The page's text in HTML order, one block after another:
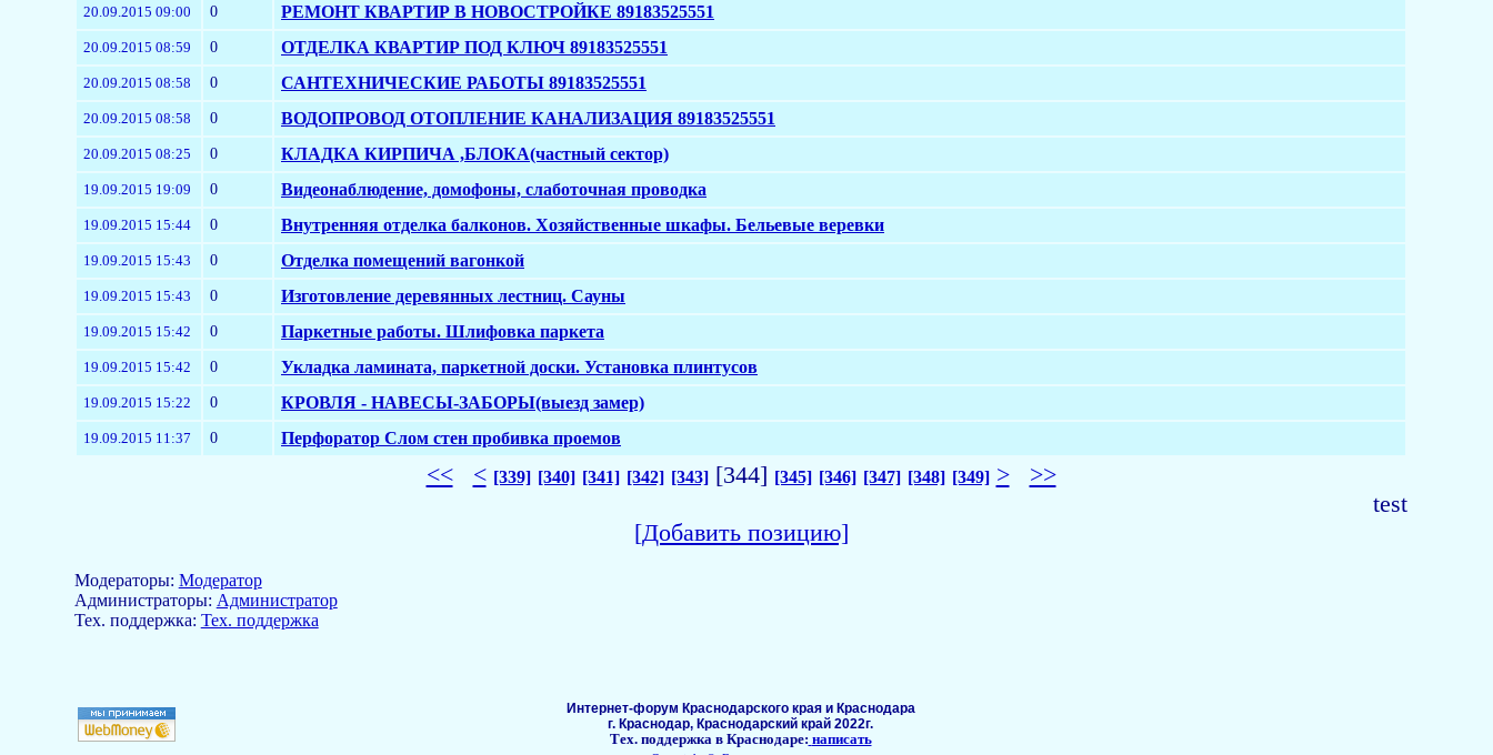
20.09.2015 09:00 0 РЕМОНТ КВАРТИР В НОВОСТРОЙКЕ 89183525551
20.09.2015 08:59 0 ОТДЕЛКА КВАРТИР ПОД КЛЮЧ 89183525551
20.09.2015 08:58 0 САНТЕХНИЧЕСКИЕ РАБОТЫ 89183525551
20.09.2015 08:58 0 ВОДОПРОВОД ОТОПЛЕНИЕ КАНАЛИЗАЦИЯ 89183525551
20.09.2015 08:25 0 КЛАДКА КИРПИЧА ,БЛОКА(частный сектор)
19.09.2015 19:09 0 Видеонаблюдение, домофоны, слаботочная проводка
19.09.2015 15:44 0 Внутренняя отделка балконов. Хозяйственные шкафы. Бельевые веревки
19.09.2015 15:43 0 Отделка помещений вагонкой
19.09.2015 15:43 0 Изготовление деревянных лестниц. Сауны
19.09.2015 15:42 0 Паркетные работы. Шлифовка паркета
19.09.2015 15:42 0 Укладка ламината, паркетной доски. Установка плинтусов
19.09.2015 15:22 0 КРОВЛЯ - НАВЕСЫ-ЗАБОРЫ(выезд замер)
19.09.2015 11:37 0 Перфоратор Слом стен пробивка проемов
<< < [339] [340] [341] [342] [343][344] [345] [346] [347] [348] [349] >
>>
test
[Добавить позицию]
Модераторы: Модератор
Aдминистраторы: Администратор
Тех. поддержка: Тех. поддержка
Интернет-форум Краснодарского края и Краснодара
г. Краснодар, Краснодарский край 2022г.
Тех. поддержка в Краснодаре: написать